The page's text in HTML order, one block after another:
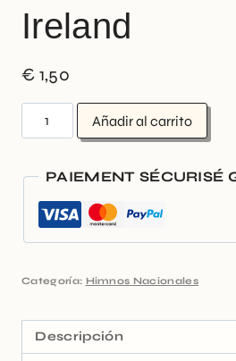
Ireland
€ 1,50
Añadir al carrito
PAIEMENT SÉCURISÉ
Categoría: Himnos Nacionales
Descripción